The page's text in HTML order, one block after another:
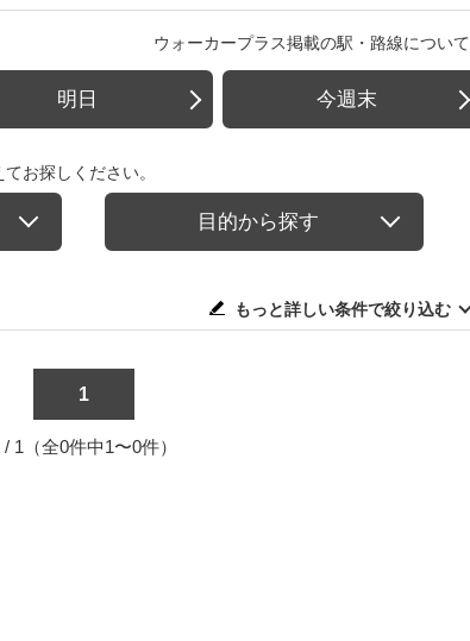
ウォーカープラス掲載の駅・路線について
明日 今週末
お探しください。
目的から探す
もっと詳しい条件で絞り込む
1
/ 1（全0件中1〜0件）